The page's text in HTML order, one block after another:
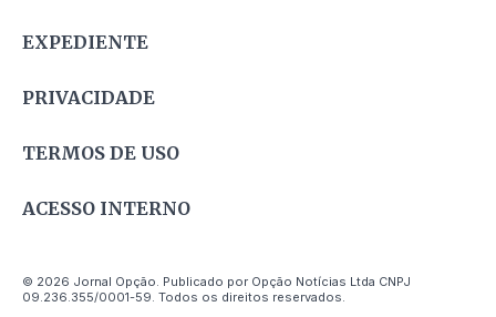
EXPEDIENTE
PRIVACIDADE
TERMOS DE USO
ACESSO INTERNO
© 2026 Jornal Opção. Publicado por Opção Notícias Ltda CNPJ
09.236.355/0001-59. Todos os direitos reservados.